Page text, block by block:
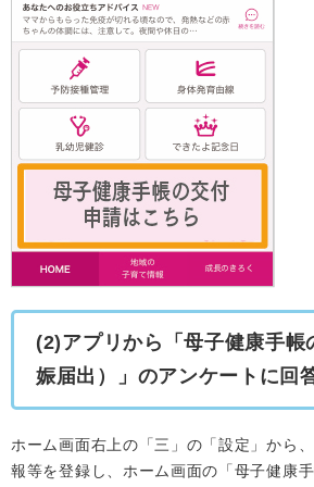
(2)アプリから「母子健康手帳
娠届出）」のアンケートに回
ホーム画面右上の「三」の「設定」から
報等を登録し、ホーム画面の「母子健康